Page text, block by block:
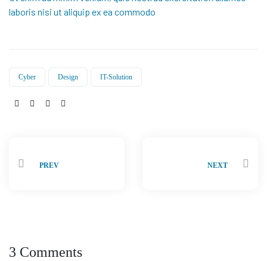
laboris nisi ut aliquip ex ea commodo
Cyber Design IT-Solution
Share:
PREV NEXT
3 Comments